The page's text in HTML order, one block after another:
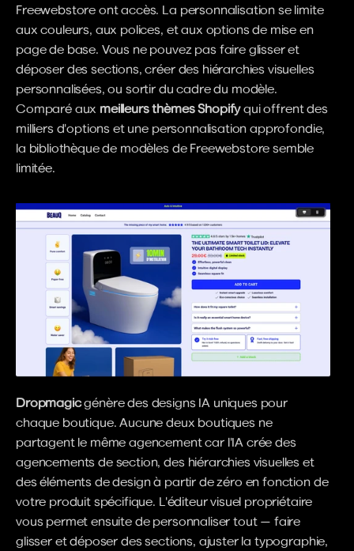
Freewebstore ont accès. La personnalisation se limite
aux couleurs, aux polices, et aux options de mise en
page de base. Vous ne pouvez pas faire glisser et
déposer des sections, créer des hiérarchies visuelles
personnalisées, ou sortir du cadre du modèle.
Comparé aux meilleurs thèmes Shopify qui offrent des
milliers d'options et une personnalisation approfondie,
la bibliothèque de modèles de Freewebstore semble
limitée.
Dropmagic génère des designs IA uniques pour
chaque boutique. Aucune deux boutiques ne
partagent le même agencement car l'IA crée des
agencements de section, des hiérarchies visuelles et
des éléments de design à partir de zéro en fonction de
votre produit spécifique. L'éditeur visuel propriétaire
vous permet ensuite de personnaliser tout — faire
glisser et déposer des sections, ajuster la typographie,